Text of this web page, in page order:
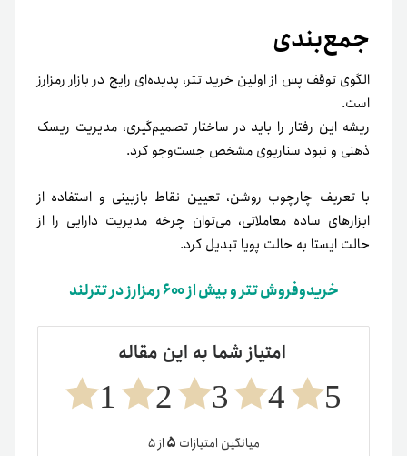
جمع‌بندی
الگوی توقف پس از اولین خرید تتر، پدیده‌ای رایج در بازار رمزارز
است.
ریشه این رفتار را باید در ساختار تصمیم‌گیری، مدیریت ریسک
ذهنی و نبود سناریوی مشخص جست‌وجو کرد.
با تعریف چارچوب روشن، تعیین نقاط بازبینی و استفاده از
ابزارهای ساده معاملاتی، می‌توان چرخه مدیریت دارایی را از
حالت ایستا به حالت پویا تبدیل کرد.
خریدوفروش تتر و بیش از ۶۰۰ رمزارز در تترلند
امتیاز شما به این مقاله
5
4
3
2
1
میانگین امتیازات ۵از ۵